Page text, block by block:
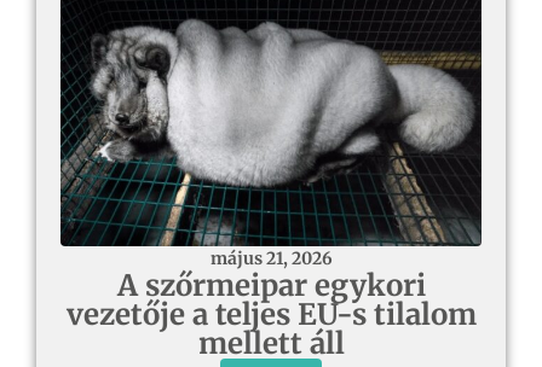
május 21, 2026
A szőrmeipar egykori
vezetője a teljes EU-s tilalom
mellett áll